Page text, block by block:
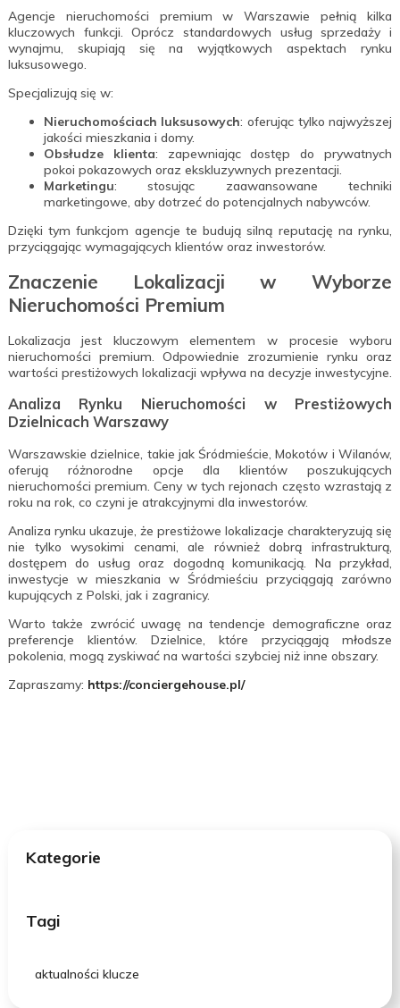
Agencje nieruchomości premium w Warszawie pełnią kilka
kluczowych funkcji. Oprócz standardowych usług sprzedaży i
wynajmu, skupiają się na wyjątkowych aspektach rynku
luksusowego.
Specjalizują się w:
Nieruchomościach luksusowych: oferując tylko najwyższej
jakości mieszkania i domy.
Obsłudze klienta: zapewniając dostęp do prywatnych
pokoi pokazowych oraz ekskluzywnych prezentacji.
Marketingu: stosując zaawansowane techniki
marketingowe, aby dotrzeć do potencjalnych nabywców.
Dzięki tym funkcjom agencje te budują silną reputację na rynku,
przyciągając wymagających klientów oraz inwestorów.
Znaczenie Lokalizacji w Wyborze
Nieruchomości Premium
Lokalizacja jest kluczowym elementem w procesie wyboru
nieruchomości premium. Odpowiednie zrozumienie rynku oraz
wartości prestiżowych lokalizacji wpływa na decyzje inwestycyjne.
Analiza Rynku Nieruchomości w Prestiżowych
Dzielnicach Warszawy
Warszawskie dzielnice, takie jak Śródmieście, Mokotów i Wilanów,
oferują różnorodne opcje dla klientów poszukujących
nieruchomości premium. Ceny w tych rejonach często wzrastają z
roku na rok, co czyni je atrakcyjnymi dla inwestorów.
Analiza rynku ukazuje, że prestiżowe lokalizacje charakteryzują się
nie tylko wysokimi cenami, ale również dobrą infrastrukturą,
dostępem do usług oraz dogodną komunikacją. Na przykład,
inwestycje w mieszkania w Śródmieściu przyciągają zarówno
kupujących z Polski, jak i zagranicy.
Warto także zwrócić uwagę na tendencje demograficzne oraz
preferencje klientów. Dzielnice, które przyciągają młodsze
pokolenia, mogą zyskiwać na wartości szybciej niż inne obszary.
Zapraszamy: https://conciergehouse.pl/
Kategorie
Tagi
aktualności klucze